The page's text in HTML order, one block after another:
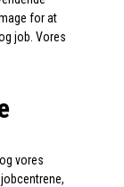
for at
job. Vores
vores